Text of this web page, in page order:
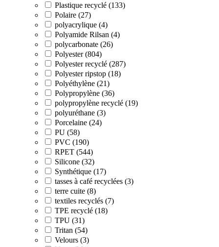
Plastique recyclé (133)
Polaire (27)
polyacrylique (4)
Polyamide Rilsan (4)
polycarbonate (26)
Polyester (804)
Polyester recyclé (287)
Polyester ripstop (18)
Polyéthylène (21)
Polypropylène (36)
polypropylène recyclé (19)
polyuréthane (3)
Porcelaine (24)
PU (58)
PVC (190)
RPET (544)
Silicone (32)
Synthétique (17)
tasses à café recyclées (3)
terre cuite (8)
textiles recyclés (7)
TPE recyclé (18)
TPU (31)
Tritan (54)
Velours (3)